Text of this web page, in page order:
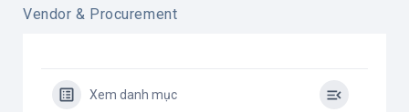
Vendor & Procurement
Xem danh mục